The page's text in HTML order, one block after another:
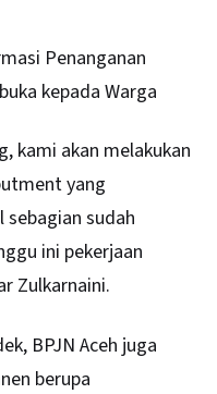
Penanganan
kepada Warga
kami akan melakukan
yang
sudah
ini pekerjaan
Zulkarnaini.
BPJN Aceh juga
berupa